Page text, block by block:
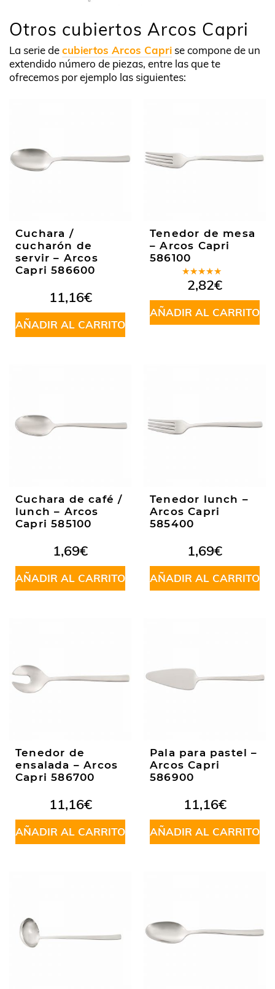
Otros cubiertos Arcos Capri
La serie decubiertos Arcos Capri se compone de un
extendido número de piezas, entre las que te
ofrecemos por ejemplo las siguientes:
Cuchara /
cucharón de
servir – Arcos
Capri 586600
11,16€
AÑADIR AL CARRITO
Tenedor de mesa
– Arcos Capri
586100
Valorado
en5.00de
5
2,82€
AÑADIR AL CARRITO
Cuchara de café /
lunch – Arcos
Capri 585100
1,69€
AÑADIR AL CARRITO
Tenedor lunch –
Arcos Capri
585400
1,69€
AÑADIR AL CARRITO
Tenedor de
ensalada – Arcos
Capri 586700
11,16€
AÑADIR AL CARRITO
Pala para pastel –
Arcos Capri
586900
11,16€
AÑADIR AL CARRITO